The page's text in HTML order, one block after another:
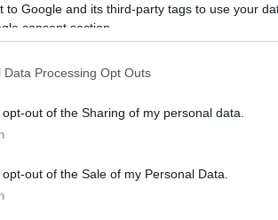
to Google and its third-party tags to use your
consent section.
Data Processing Opt Outs
out of the Sharing of my personal data.
out of the Sale of my Personal Data.
το iPhone μπορεί να καταλάβει